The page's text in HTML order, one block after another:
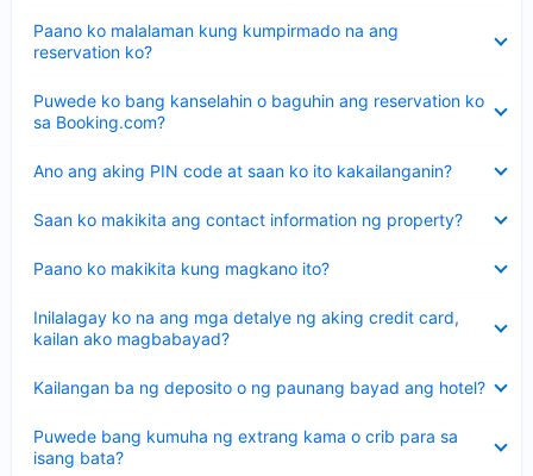
Paano ko malalaman kung kumpirmado na ang
reservation ko?
ang
sagot
Puwede ko bang kanselahin o baguhin ang reservation ko
sa Booking.com?
ang
sagot
Ano ang aking PIN code at saan ko ito kakailanganin?
ang
Saan ko makikita ang contact information ng property?
ang
Paano ko makikita kung magkano ito?
ang
Inilalagay ko na ang mga detalye ng aking credit card,
kailan ako magbabayad?
ang
sagot
Kailangan ba ng deposito o ng paunang bayad ang hotel?
ang
Puwede bang kumuha ng extrang kama o crib para sa
isang bata?
ang
sagot